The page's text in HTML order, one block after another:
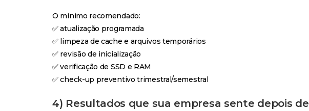
O mínimo recomendado:
✅ atualização programada
✅ limpeza de cache e arquivos temporários
✅ revisão de inicialização
✅ verificação de SSD e RAM
✅ check-up preventivo trimestral/semestral
4) Resultados que sua empresa sente depois de